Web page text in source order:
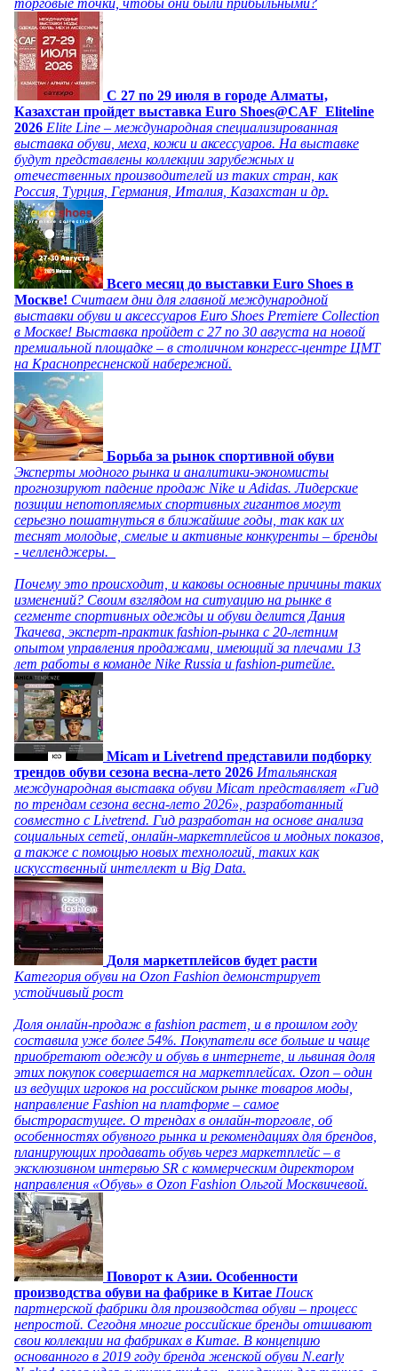
торговые точки, чтобы они были прибыльными?
C 27 по 29 июля в городе Алматы,
Казахстан пройдет выставка Euro Shoes@CAF_Eliteline
2026 Elite Line – международная специализированная
выставка обуви, меха, кожи и аксессуаров. На выставке
будут представлены коллекции зарубежных и
отечественных производителей из таких стран, как
Россия, Турция, Германия, Италия, Казахстан и др.
Всего месяц до выставки Euro Shoes в
Москве! Считаем дни для главной международной
выставки обуви и аксессуаров Euro Shoes Premiere Collection
в Москве! Выставка пройдет с 27 по 30 августа на новой
премиальной площадке – в столичном конгресс-центре ЦМТ
на Краснопресненской набережной.
Борьба за рынок спортивной обуви
Эксперты модного рынка и аналитики-экономисты
прогнозируют падение продаж Nike и Adidas. Лидерские
позиции непотопляемых спортивных гигантов могут
серьезно пошатнуться в ближайшие годы, так как их
теснят молодые, смелые и активные конкуренты – бренды
- челленджеры.
Почему это происходит, и каковы основные причины таких
изменений? Своим взглядом на ситуацию на рынке в
сегменте спортивных одежды и обуви делится Дания
Ткачева, эксперт-практик fashion-рынка с 20-летним
опытом управления продажами, имеющий за плечами 13
лет работы в команде Nike Russia и fashion-ритейле.
Micam и Livetrend представили подборку
трендов обуви сезона весна-лето 2026 Итальянская
международная выставка обуви Micam представляет «Гид
по трендам сезона весна-лето 2026», разработанный
совместно с Livetrend. Гид разработан на основе анализа
социальных сетей, онлайн-маркетплейсов и модных показов,
а также с помощью новых технологий, таких как
искусственный интеллект и Big Data.
Доля маркетплейсов будет расти
Категория обуви на Ozon Fashion демонстрирует
устойчивый рост
Доля онлайн-продаж в fashion растет, и в прошлом году
составила уже более 54%. Покупатели все больше и чаще
приобретают одежду и обувь в интернете, и львиная доля
этих покупок совершается на маркетплейсах. Ozon – один
из ведущих игроков на российском рынке товаров моды,
направление Fashion на платформе – самое
быстрорастущее. О трендах в онлайн-торговле, об
особенностях обувного рынка и рекомендациях для брендов,
планирующих продавать обувь через маркетплейс – в
эксклюзивном интервью SR с коммерческим директором
направления «Обувь» в Ozon Fashion Ольгой Москвичевой.
Поворот к Азии. Особенности
производства обуви на фабрике в Китае Поиск
партнерской фабрики для производства обуви – процесс
непростой. Сегодня многие российские бренды отшивают
свои коллекции на фабриках в Китае. В концепцию
основанного в 2019 году бренда женской обуви N.early